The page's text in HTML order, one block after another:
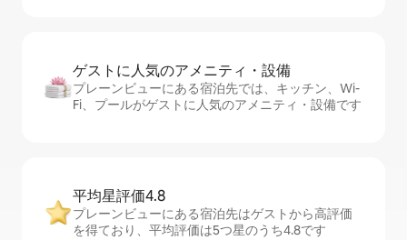
ゲストに人⁠気⁠のア⁠メ⁠ニ⁠テ⁠ィ・設⁠備
プレーンビューにある宿泊先では、キッチン、Wi-
Fi、プールがゲストに人気のアメニティ・設備です
平均星評価4.8
プレーンビューにある宿泊先はゲストから高評価
を得ており、平均評価は5つ星のうち4.8です